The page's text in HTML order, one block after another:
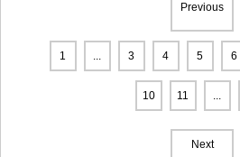
Previous
1 ... 3 4 5 6
10 11 ...
Next